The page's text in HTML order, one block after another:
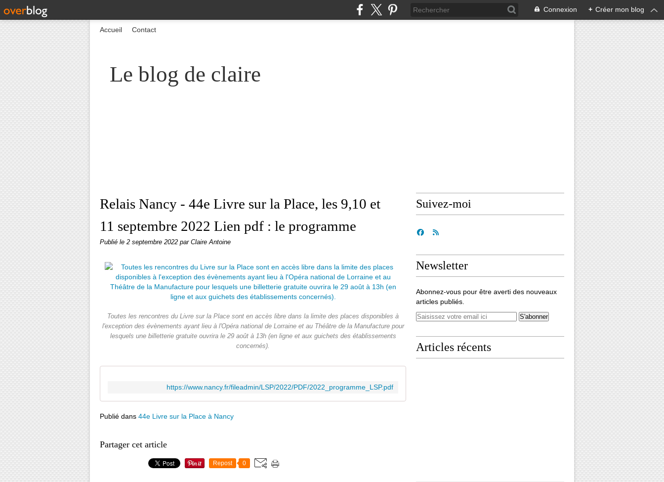
Connexion + Créer mon blog
Le blog de claire
Accueil Contact
Relais Nancy - 44e Livre sur la Place, les 9,10 et
11 septembre 2022 Lien pdf : le programme
Publié le 2 septembre 2022 par Claire Antoine
Toutes les rencontres du Livre sur la Place sont en accès libre dans la limite des places disponibles à
l'exception des évènements ayant lieu à l'Opéra national de Lorraine et au Théâtre de la Manufacture pour
lesquels une billetterie gratuite ouvrira le 29 août à 13h (en ligne et aux guichets des établissements
concernés).
https://www.nancy.fr/fileadmin/LSP/2022/PDF/2022_programme_LSP.pdf
Publié dans 44e Livre sur la Place à Nancy
Partager cet article
Repost 0
Suivez-moi
Newsletter
Abonnez-vous pour être averti des nouveaux
articles publiés.
Articles récents